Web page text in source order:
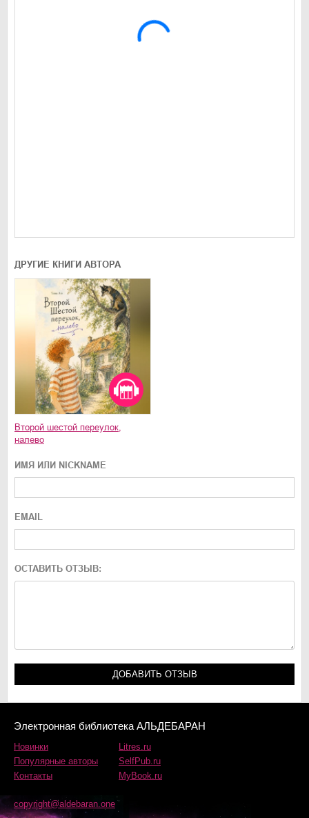
ДРУГИЕ КНИГИ АВТОРА
Второй шестой переулок,
налево
ИМЯ ИЛИ NICKNAME
EMAIL
ОСТАВИТЬ ОТЗЫВ:
Электронная библиотека АЛЬДЕБАРАН
Новинки
Популярные авторы
Контакты
Litres.ru
SelfPub.ru
MyBook.ru
copyright@aldebaran.one